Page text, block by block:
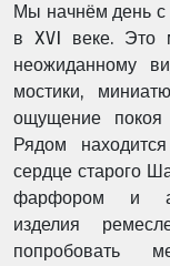
Мы начнём день с
в XVI веке. Это
неожиданному
мостики,
ощущение
Рядом
сердце старого
фарфором и
изделия
попробовать